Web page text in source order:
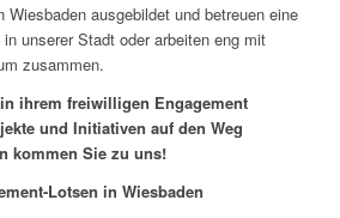
Wiesbaden ausgebildet und betreuen eine
unserer Stadt oder arbeiten eng mit
zusammen.
ihrem freiwilligen Engagement
und Initiativen auf den Weg
kommen Sie zu uns!
Lotsen in Wiesbaden